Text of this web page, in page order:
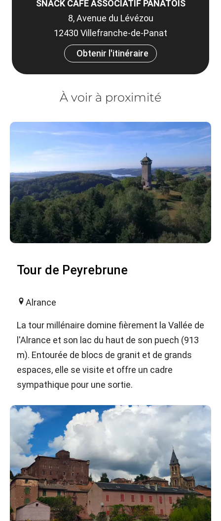
SNACK CAFÉ ASSOCIATIF PANATOIS
8, Avenue du Lévézou
12430 Villefranche-de-Panat
Obtenir l'itinéraire
À voir à proximité
Tour de Peyrebrune
Alrance
La tour millénaire domine fièrement la Vallée de
l'Alrance et son lac du haut de son puech (913
m). Entourée de blocs de granit et de grands
espaces, elle se visite et offre un cadre
sympathique pour une sortie.